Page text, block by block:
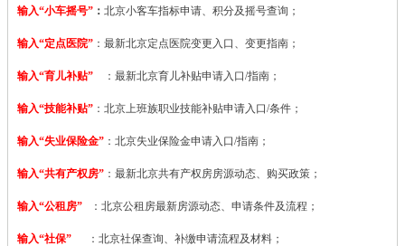
输入“小车摇号” ： 北京小客车指标申请、积分及摇号查询；
输入“定点医院” ： 最新北京定点医院变更入口、变更指南；
输入“育儿补贴” ：最新北京育儿补贴申请入口/指南；
输入“技能补贴” ： 北京上班族职业技能补贴申请入口/条件；
输入“失业保险金” ：北京失业保险金申请入口/指南；
输入“共有产权房” ：最新北京共有产权房房源动态、购买政策；
输入“公租房” ：北京公租房最新房源动态、申请条件及流程；
输入“社保” ：北京社保查询、补缴申请流程及材料；